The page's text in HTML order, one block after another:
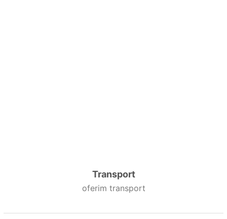
Transport
oferim transport